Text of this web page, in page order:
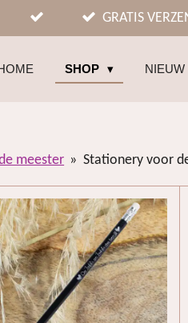
GRATIS
SHOP NIEUW
meester » Stationery voor